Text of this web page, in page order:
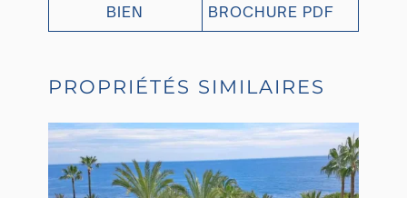
BIEN
BROCHURE PDF
PROPRIÉTÉS SIMILAIRES